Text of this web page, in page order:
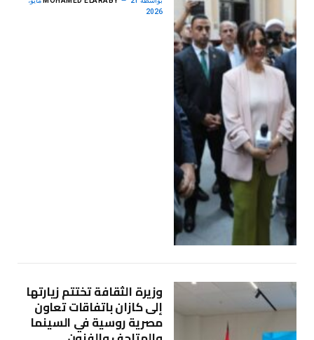
2026
وزيرة الثقافة تختتم زيارتها
إلى كازان باتفاقات تعاون
مصرية روسية في السينما